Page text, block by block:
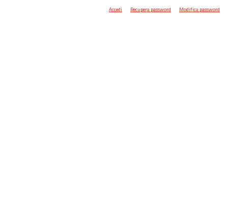
Accedi Recupera password Modifica password